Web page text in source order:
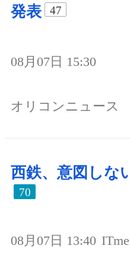
発表
47
08月07日 15:30
オリコンニュース
西鉄、意図しな
70
08月07日 13:40